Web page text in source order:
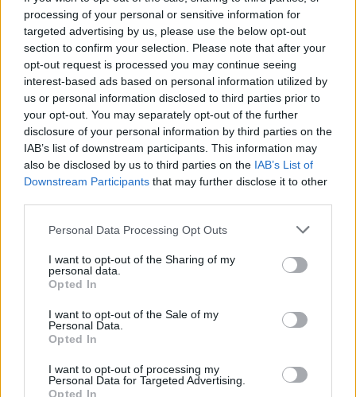
processing of your personal or sensitive information for
targeted advertising by us, please use the below opt-out
section to confirm your selection. Please note that after your
opt-out request is processed you may continue seeing
interest-based ads based on personal information utilized by
us or personal information disclosed to third parties prior to
your opt-out. You may separately opt-out of the further
disclosure of your personal information by third parties on the
IAB’s list of downstream participants. This information may
also be disclosed by us to third parties on the IAB’s List of
Downstream Participants that may further disclose it to other
Please note that this website/app uses one or more Google
not limited to your visit or usage behaviour. You may click to
grant or deny consent to Google and its third-party tags to
use your data for below specified purposes in below Google
consent section.
Personal Data Processing Opt Outs
I want to opt-out of the Sharing of my
personal data.
Opted In
I want to opt-out of the Sale of my
Personal Data.
Opted In
I want to opt-out of processing my
Personal Data for Targeted Advertising.
Opted In
Σύμφωνα με την έκθεση της FTSE Russel, η μητρική
του Ομίλου Alpha Bank διατήρησε και βελτίωσε
Διακυβέρνησης, λαμβάνοντας την καλύτερη
βαθμολογία στην Καταπολέμηση της Διαφθοράς
(Anti-Corruption), στην Εταιρική Διακυβέρνηση
(Corporate Governance) και στη Διαχείριση